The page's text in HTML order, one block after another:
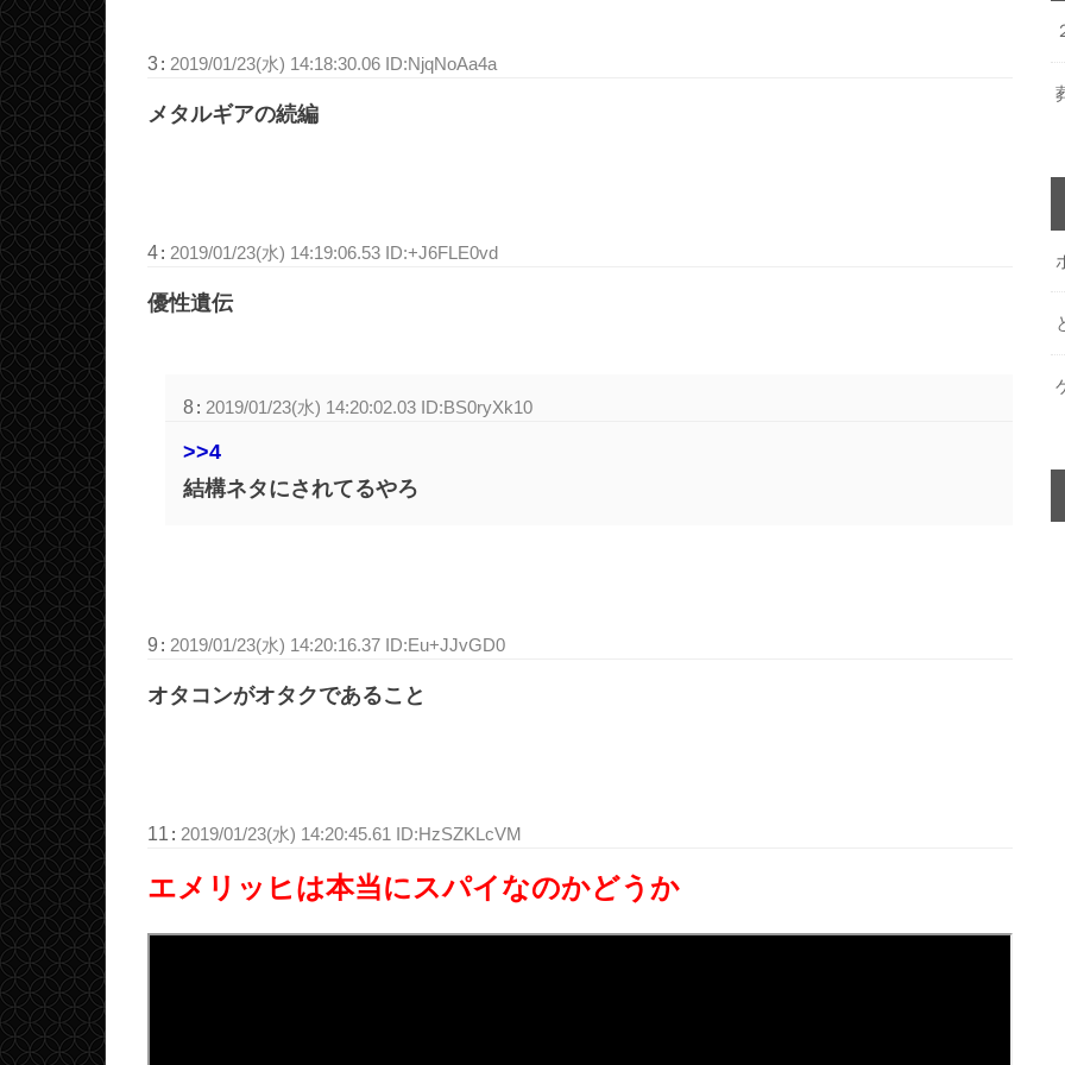
3: 2019/01/23(水) 14:18:30.06 ID:NjqNoAa4a
メタルギアの続編
4: 2019/01/23(水) 14:19:06.53 ID:+J6FLE0vd
優性遺伝
8: 2019/01/23(水) 14:20:02.03 ID:BS0ryXk10
>>4
結構ネタにされてるやろ
9 : 2019/01/23(水) 14:20:16.37 ID:Eu+JJvGD0
オタコンがオタクであること
11 : 2019/01/23(水) 14:20:45.61 ID:HzSZKLcVM
エメリッヒは本当にスパイなのかどうか